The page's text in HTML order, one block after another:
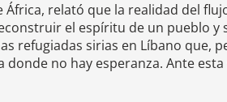
relató que la realidad del
el espíritu de un pueblo
sirias en Líbano que,
no hay esperanza. Ante